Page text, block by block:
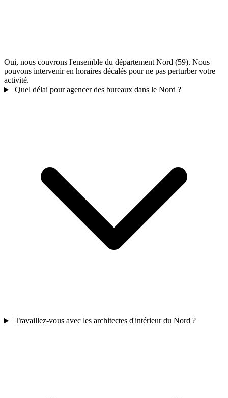
Oui, nous couvrons l'ensemble du département Nord (59). Nous
pouvons intervenir en horaires décalés pour ne pas perturber votre
activité.
Quel délai pour agencer des bureaux dans le Nord ?
Travaillez-vous avec les architectes d'intérieur du Nord ?